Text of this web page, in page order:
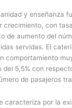
y enseñanza
crecimiento, con
de aumento del
servidas. El
comportamiento
del 5,5% con
de pasajeros
caracteriza por la